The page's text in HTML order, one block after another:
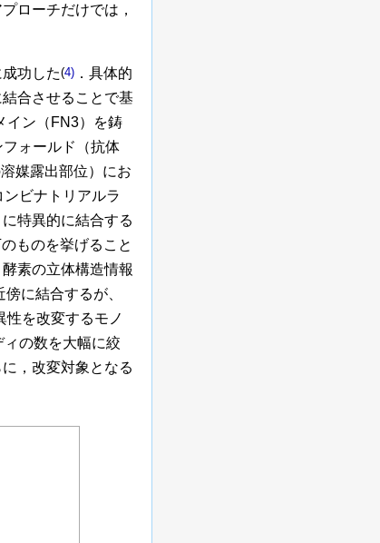
ローチだけでは，
功した(4) ．具体的
合させることで基
イン（FN3）を鋳
ォールド（抗体
媒露出部位）にお
ビナトリアルラ
特異的に結合する
ものを挙げること
素の立体構造情報
傍に結合するが、
性を改変するモノ
の数を大幅に絞
，改変対象となる